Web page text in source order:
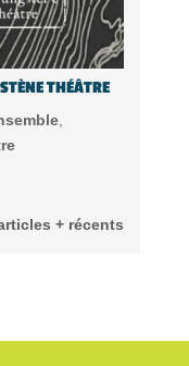
THÉÂTRE
,
+ récents